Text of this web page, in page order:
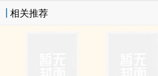
相关推荐